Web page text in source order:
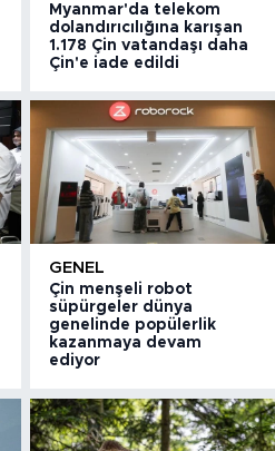
Myanmar'da telekom
dolandırıcılığına karışan
1.178 Çin vatandaşı daha
Çin'e iade edildi
GENEL
Çin menşeli robot
süpürgeler dünya
genelinde popülerlik
kazanmaya devam
ediyor